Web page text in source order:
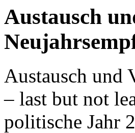
Austausch
Austausch und
– last but not
politische Jahr